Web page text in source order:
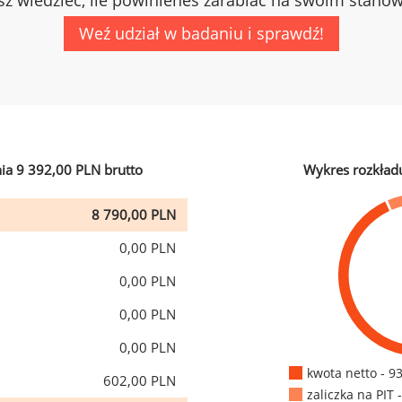
Weź udział w badaniu i sprawdź!
9 392,00 PLN brutto
8 790,00 PLN
0,00 PLN
0,00 PLN
0,00 PLN
0,00 PLN
602,00 PLN
Wykres
kwota netto -
zaliczka na PIT